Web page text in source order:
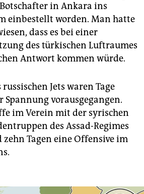
in Ankara ins
einbestellt worden. Man hatte
dass es bei einer
des türkischen Luftraumes
Antwort kommen würde.
russischen Jets waren Tage
Spannung vorausgegangen.
im Verein mit der syrischen
des Assad-Regimes
Tagen eine Offensive im